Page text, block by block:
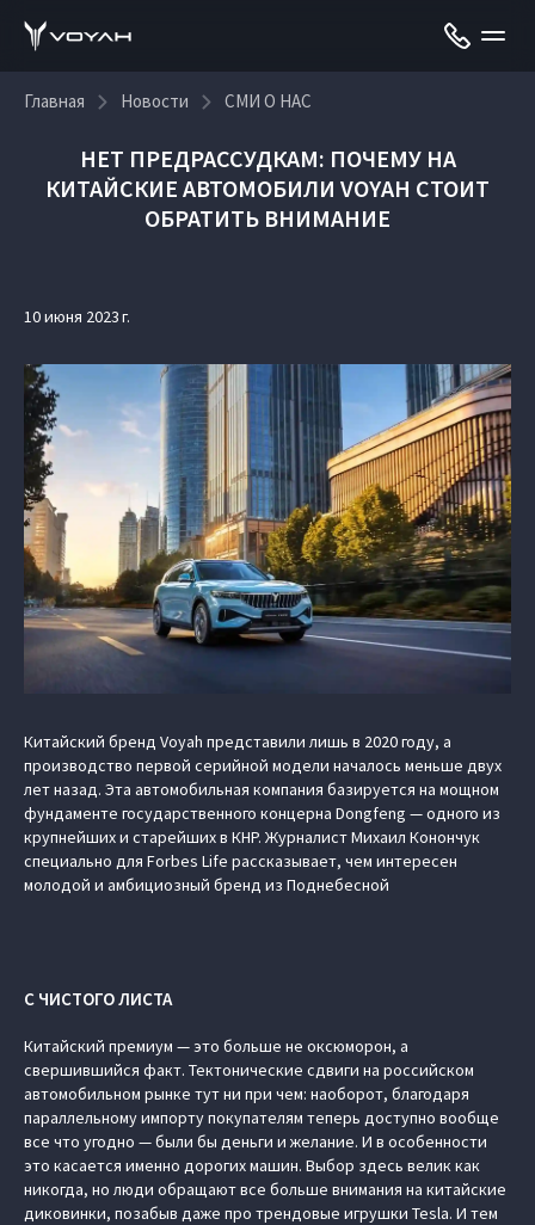
Главная Новости СМИ О НАС
НЕТ ПРЕДРАССУДКАМ: ПОЧЕМУ НА
КИТАЙСКИЕ АВТОМОБИЛИ VOYAH СТОИТ
ОБРАТИТЬ ВНИМАНИЕ
10 июня 2023 г.
Китайский бренд Voyah представили лишь в 2020 году, а
производство первой серийной модели началось меньше двух
лет назад. Эта автомобильная компания базируется на мощном
фундаменте государственного концерна Dongfeng — одного из
крупнейших и старейших в КНР. Журналист Михаил Конончук
специально для Forbes Life рассказывает, чем интересен
молодой и амбициозный бренд из Поднебесной
С ЧИСТОГО ЛИСТА
Китайский премиум — это больше не оксюморон, а
свершившийся факт. Тектонические сдвиги на российском
автомобильном рынке тут ни при чем: наоборот, благодаря
параллельному импорту покупателям теперь доступно вообще
все что угодно — были бы деньги и желание. И в особенности
это касается именно дорогих машин. Выбор здесь велик как
никогда, но люди обращают все больше внимания на китайские
диковинки, позабыв даже про трендовые игрушки Tesla. И тем